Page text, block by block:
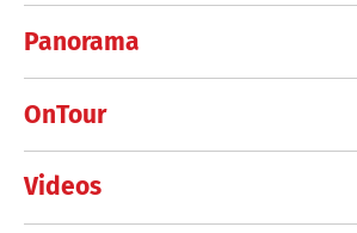
Panorama
OnTour
Videos